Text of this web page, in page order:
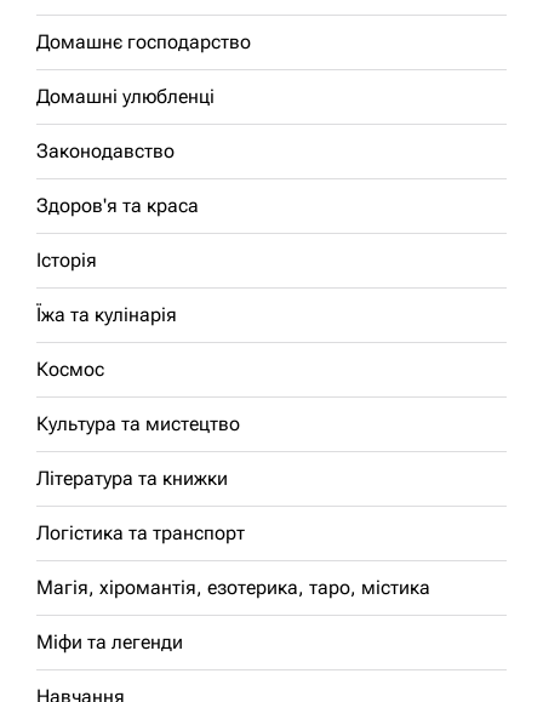
Домашнє господарство
Домашні улюбленці
Законодавство
Здоров'я та краса
Історія
Їжа та кулінарія
Космос
Культура та мистецтво
Література та книжки
Логістика та транспорт
Магія, хіромантія, езотерика, таро, містика
Міфи та легенди
Навчання